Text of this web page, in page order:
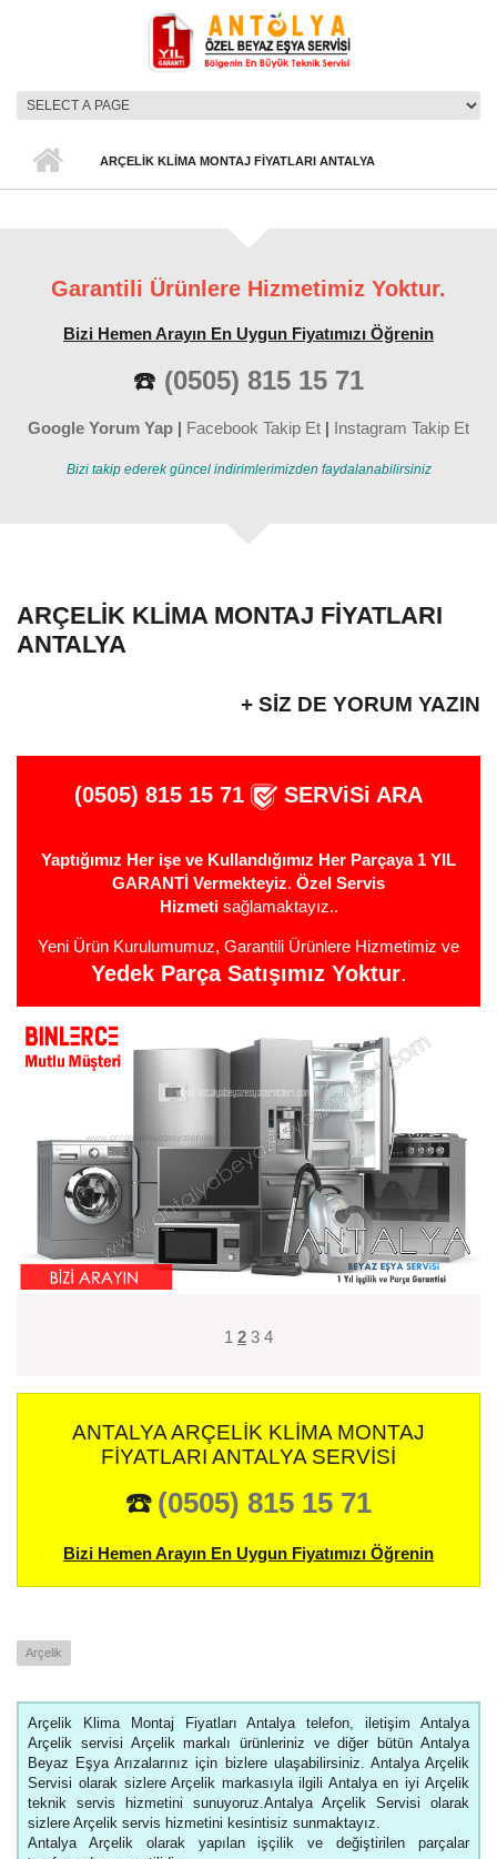
ANA MENÜARÇELIK KLIMA MONTAJ FIYATLARI ANTALYA
Garantili Ürünlere Hizmetimiz Yoktur.
Bizi Hemen Arayın En Uygun Fiyatımızı Öğrenin
☎️ (0505) 815 15 71
Google Yorum Yap | Facebook Takip Et | Instagram Takip Et
Bizi takip ederek güncel indirimlerimizden faydalanabilirsiniz
ARÇELIK KLIMA MONTAJ FIYATLARI
ANTALYA
+ SIZ DE YORUM YAZIN
(0505) 815 15 71 SERViSi ARA
Yaptığımız Her işe ve Kullandığımız Her Parçaya 1 YIL
GARANTİ Vermekteyiz. Özel Servis
Hizmetisağlamaktayız..
Yeni Ürün Kurulumumuz, Garantili Ürünlere Hizmetimiz ve
Yedek Parça Satışımız Yoktur.
1 2 3 4
ANTALYA ARÇELIK KLIMA MONTAJ
FIYATLARI ANTALYA SERVISI
☎️ (0505) 815 15 71
Bizi Hemen Arayın En Uygun Fiyatımızı Öğrenin
Arçelik
Arçelik Klima Montaj Fiyatları Antalya telefon, iletişim Antalya
Arçelik servisi Arçelik markalı ürünleriniz ve diğer bütün Antalya
Beyaz Eşya Arızalarınız için bizlere ulaşabilirsiniz. Antalya Arçelik
Servisi olarak sizlere Arçelik markasıyla ilgili Antalya en iyi Arçelik
teknik servis hizmetini sunuyoruz.Antalya Arçelik Servisi olarak
sizlere Arçelik servis hizmetini kesintisiz sunmaktayız.
Antalya Arçelik olarak yapılan işçilik ve değiştirilen parçalar